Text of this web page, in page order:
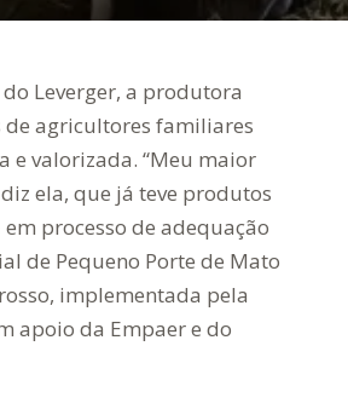
Leverger, a produtora
de agricultores familiares
e valorizada. “Meu maior
ela, que já teve produtos
processo de adequação
de Pequeno Porte de Mato
implementada pela
apoio da Empaer e do